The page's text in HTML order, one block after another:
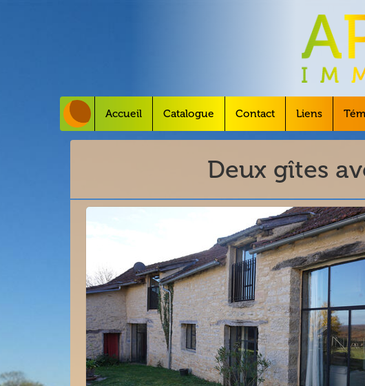
Accueil Catalogue Contact Liens
Deux gîtes